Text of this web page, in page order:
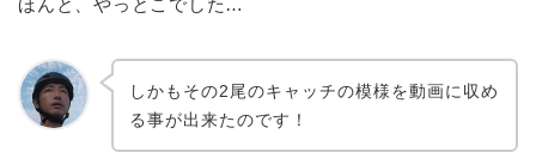
ほんと、やっとこでした…
しかもその2尾のキャッチの模様を動画に収め
る事が出来たのです！